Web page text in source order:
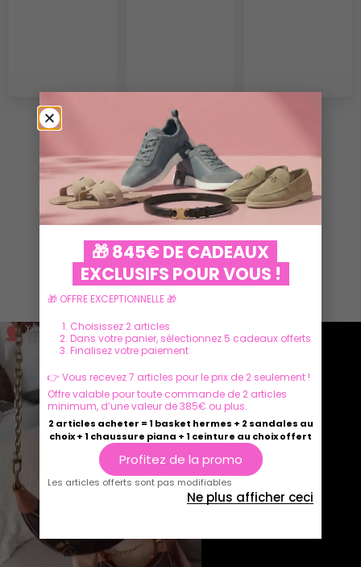
VOIR PLUS
Ils parlent de nous
🎁 845€ DE CADEAUX
EXCLUSIFS POUR VOUS !
🎁 OFFRE EXCEPTIONNELLE 🎁
Choisissez 2 articles
Dans votre panier, sélectionnez 5 cadeaux offerts
Finalisez votre paiement
👉 Vous recevez 7 articles pour le prix de 2 seulement !
Offre valable pour toute commande de 2 articles
minimum, d’une valeur de 385€ ou plus.
2 articles acheter = 1 basket hermes + 2 sandales au
choix + 1 chaussure piana + 1 ceinture au choix offert
Profitez de la promo
Les articles offerts sont pas modifiables
Ne plus afficher ceci